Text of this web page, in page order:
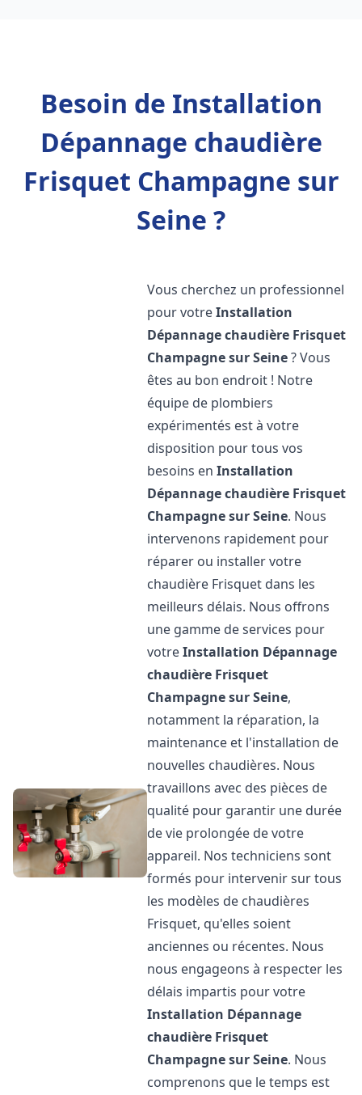
Besoin de Installation
Dépannage chaudière
Frisquet Champagne sur
Seine ?
Vous cherchez un professionnel
pour votreInstallation
Dépannage chaudière Frisquet
Champagne sur Seine? Vous
êtes au bon endroit ! Notre
équipe de plombiers
expérimentés est à votre
disposition pour tous vos
besoins enInstallation
Dépannage chaudière Frisquet
Champagne sur Seine. Nous
intervenons rapidement pour
réparer ou installer votre
chaudière Frisquet dans les
meilleurs délais. Nous offrons
une gamme de services pour
votreInstallation Dépannage
chaudière Frisquet
Champagne sur Seine,
notamment la réparation, la
maintenance et l'installation de
nouvelles chaudières. Nous
travaillons avec des pièces de
qualité pour garantir une durée
de vie prolongée de votre
appareil. Nos techniciens sont
formés pour intervenir sur tous
les modèles de chaudières
Frisquet, qu'elles soient
anciennes ou récentes. Nous
nous engageons à respecter les
délais impartis pour votre
Installation Dépannage
chaudière Frisquet
Champagne sur Seine. Nous
comprenons que le temps est